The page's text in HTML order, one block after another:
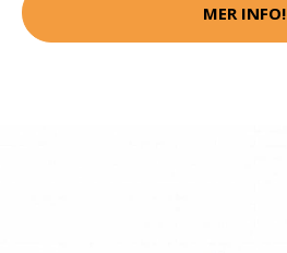
MER INFO!